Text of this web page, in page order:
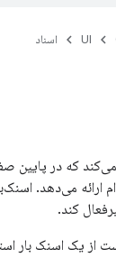
UI اسناد
که در پایین
ارائه می‌دهد.
کند.
از یک اسنک بار